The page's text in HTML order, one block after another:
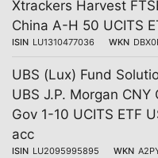
Xtrackers Harvest
China A-H 50 UCITS
ISIN LU1310477036 WKN
UBS (Lux) Fund
UBS J.P. Morgan CNY
Gov 1-10 UCITS ETF
acc
ISIN LU2095995895 WKN